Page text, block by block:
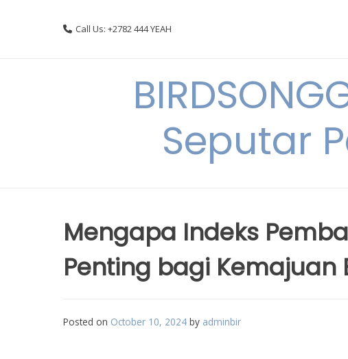
Call Us: +2782 444 YEAH
Seputar
Mengapa Indeks
Penting bagi
Posted on October 10, 2024 by adminbir